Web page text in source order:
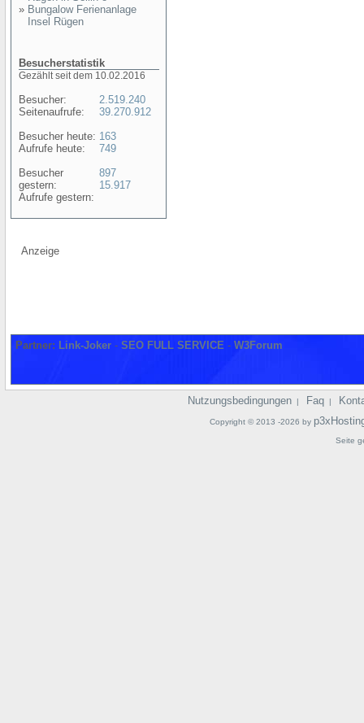
» Bungalow Ferienanlage
Insel Rügen
Besucherstatistik
Gezählt seit dem 10.02.2016
Besucher:
Seitenaufrufe:
Besucher heute:
Aufrufe heute:
Besucher
gestern:
Aufrufe gestern:
2.519.240
39.270.912
163
749
897
15.917
Anzeige
Partner: Link-Joker - SEO FULL SERVICE - W3Forum
Nutzungsbedingungen | Faq |
Copyright © 2013 -2026 by
Seite